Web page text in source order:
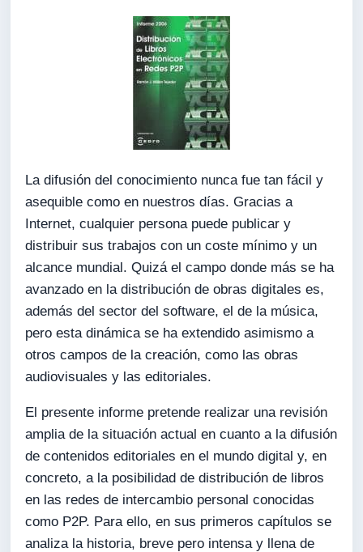
La difusión del conocimiento nunca fue tan fácil y
asequible como en nuestros días. Gracias a
Internet, cualquier persona puede publicar y
distribuir sus trabajos con un coste mínimo y un
alcance mundial. Quizá el campo donde más se ha
avanzado en la distribución de obras digitales es,
además del sector del software, el de la música,
pero esta dinámica se ha extendido asimismo a
otros campos de la creación, como las obras
audiovisuales y las editoriales.
El presente informe pretende realizar una revisión
amplia de la situación actual en cuanto a la difusión
de contenidos editoriales en el mundo digital y, en
concreto, a la posibilidad de distribución de libros
en las redes de intercambio personal conocidas
como P2P. Para ello, en sus primeros capítulos se
analiza la historia, breve pero intensa y llena de